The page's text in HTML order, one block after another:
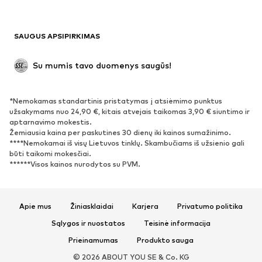
BATAI
Naujienos
Batai ir auliniai batai
Atviri batai
Išskirtiniai
SPORTAS
Sportiniai drabužiai
AKSESUARAI
Kepurės
Krepšiai ir kuprinės
SAUGUS APSIPIRKIMAS
Su mumis tavo duomenys saugūs!
*Nemokamas standartinis pristatymas į atsiėmimo punktus
užsakymams nuo 24,90 €, kitais atvejais taikomas 3,90 € siuntimo ir
aptarnavimo mokestis.
Žemiausia kaina per paskutines 30 dienų iki kainos sumažinimo.
****Nemokamai iš visų Lietuvos tinklų. Skambučiams iš užsienio gali
būti taikomi mokesčiai.
******Visos kainos nurodytos su PVM.
Apie mus Žiniasklaidai Karjera
Privatumo politika
Sąlygos ir nuostatos
Teisinė informacija
Prieinamumas
Produkto sauga
© 2026 ABOUT YOU SE & Co. KG